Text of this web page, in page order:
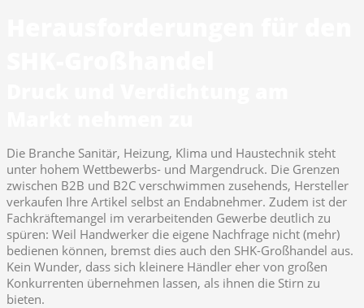
Die Branche Sanitär, Heizung, Klima und Haustechnik steht
unter hohem Wettbewerbs- und Margendruck. Die Grenzen
zwischen B2B und B2C verschwimmen zusehends, Hersteller
verkaufen Ihre Artikel selbst an Endabnehmer. Zudem ist der
Fachkräftemangel im verarbeitenden Gewerbe deutlich zu
spüren: Weil Handwerker die eigene Nachfrage nicht (mehr)
bedienen können, bremst dies auch den SHK-Großhandel aus.
Kein Wunder, dass sich kleinere Händler eher von großen
Konkurrenten übernehmen lassen, als ihnen die Stirn zu
bieten.